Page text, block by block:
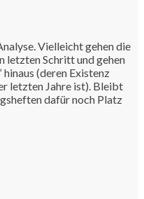
Vielleicht gehen die
letzten Schritt und gehen
(deren Existenz
letzten Jahre ist). Bleibt
dafür noch Platz